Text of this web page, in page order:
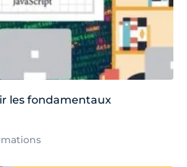
les fondamentaux